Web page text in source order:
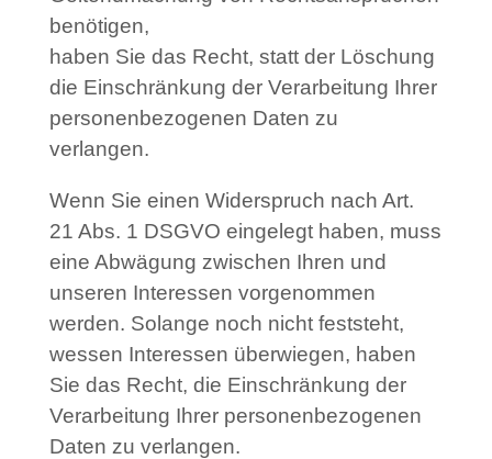
benötigen,
haben Sie das Recht, statt der Löschung
die Einschränkung der Verarbeitung Ihrer
personenbezogenen Daten zu
verlangen.
Wenn Sie einen Widerspruch nach Art.
21 Abs. 1 DSGVO eingelegt haben, muss
eine Abwägung zwischen Ihren und
unseren Interessen vorgenommen
werden. Solange noch nicht feststeht,
wessen Interessen überwiegen, haben
Sie das Recht, die Einschränkung der
Verarbeitung Ihrer personenbezogenen
Daten zu verlangen.